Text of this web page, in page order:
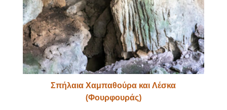
Σπήλαια Χαμπαθούρα και Λέσκα
(Φουρφουράς)